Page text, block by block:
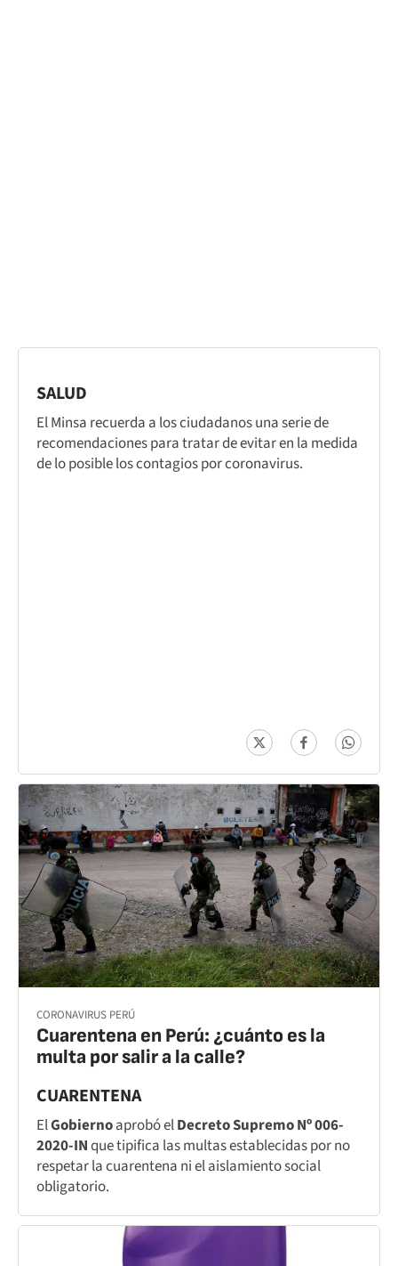
SALUD
El Minsa recuerda a los ciudadanos una serie de
recomendaciones para tratar de evitar en la medida
de lo posible los contagios por coronavirus.
CORONAVIRUS PERÚ
Cuarentena en Perú: ¿cuánto es la
multa por salir a la calle?
CUARENTENA
ElGobiernoaprobó elDecreto Supremo Nº 006-
2020-INque tipifica las multas establecidas por no
respetar la cuarentena ni el aislamiento social
obligatorio.